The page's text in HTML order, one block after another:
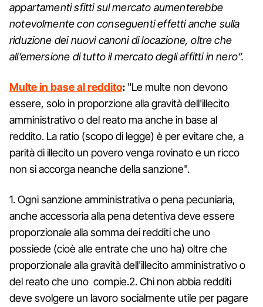
appartamenti sfitti sul mercato aumenterebbe
notevolmente con conseguenti effetti anche sulla
riduzione dei nuovi canoni di locazione, oltre che
all’emersione di tutto il mercato degli affitti in nero”.
Multe in base al reddito: "Le multe non devono
essere, solo in proporzione alla gravità dell'illecito
amministrativo o del reato ma anche in base al
reddito. La ratio (scopo di legge) è per evitare che, a
parità di illecito un povero venga rovinato e un ricco
non si accorga neanche della sanzione".
1. Ogni sanzione amministrativa o pena pecuniaria,
anche accessoria alla pena detentiva deve essere
proporzionale alla somma dei redditi che uno
possiede (cioè alle entrate che uno ha) oltre che
proporzionale alla gravità dell'illecito amministrativo o
del reato che uno compie.2. Chi non abbia redditi
deve svolgere un lavoro socialmente utile per pagare